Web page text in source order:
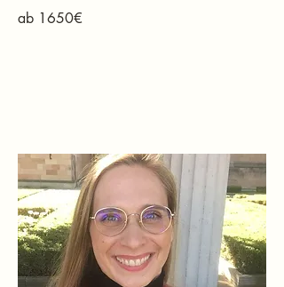
ab 1650€